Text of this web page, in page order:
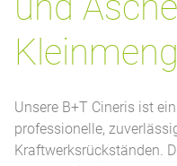
Unsere B+T Cineris ist
professionelle,
Kraftwerksrückständen.